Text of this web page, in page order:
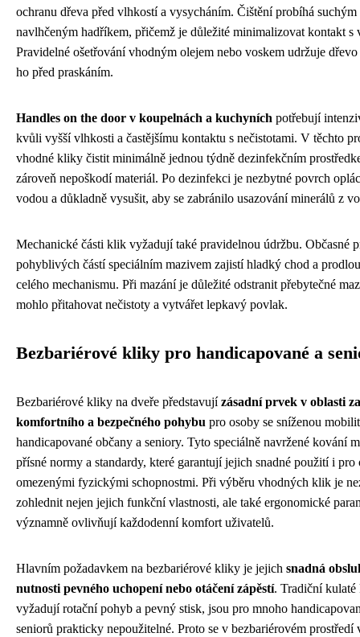
ochranu dřeva před vlhkostí a vysycháním. Čištění probíhá suchým
navlhčeným hadříkem, přičemž je důležité minimalizovat kontakt s
Pravidelné ošetřování vhodným olejem nebo voskem udržuje
ho před praskáním.
Handles on the door v koupelnách a kuchyních potřebují
kvůli vyšší vlhkosti a častějšímu kontaktu s nečistotami. V těchto
vhodné kliky čistit minimálně jednou týdně dezinfekčním
zároveň nepoškodí materiál. Po dezinfekci je nezbytné povrch
vodou a důkladně vysušit, aby se zabránilo usazování minerálů z
Mechanické části klik vyžadují také pravidelnou údržbu. Občasné
pohyblivých částí speciálním mazivem zajistí hladký chod a
celého mechanismu. Při mazání je důležité odstranit přebytečné
mohlo přitahovat nečistoty a vytvářet lepkavý povlak.
Bezbariérové kliky pro handicapované a
Bezbariérové kliky na dveře představujízásadní prvek v oblasti
komfortního a bezpečného pohybu pro osoby se sníženou
handicapované občany a seniory. Tyto speciálně navržené kování
přísné normy a standardy, které garantují jejich snadné použití i pro
omezenými fyzickými schopnostmi. Při výběru vhodných klik je
zohlednit nejen jejich funkční vlastnosti, ale také ergonomické
významně ovlivňují každodenní komfort uživatelů.
Hlavním požadavkem na bezbariérové kliky je jejich snadná
nutnosti pevného uchopení nebo otáčení zápěstí. Tradiční kulaté
vyžadují rotační pohyb a pevný stisk, jsou pro mnoho
seniorů prakticky nepoužitelné. Proto se v bezbariérovém prostředí